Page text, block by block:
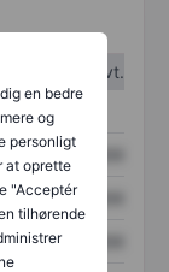
en bedre
og
personligt
at oprette
"Acceptér
tilhørende
2. kvt.
XXXXXXX
XXXXXXX
XXXXXXX